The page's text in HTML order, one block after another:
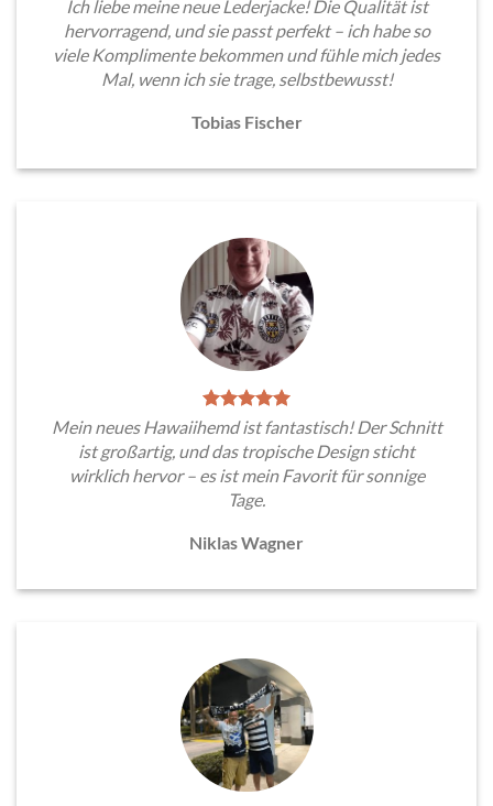
Ich liebe meine neue Lederjacke! Die Qualität ist
hervorragend, und sie passt perfekt – ich habe so
viele Komplimente bekommen und fühle mich jedes
Mal, wenn ich sie trage, selbstbewusst!
Tobias Fischer
Mein neues Hawaiihemd ist fantastisch! Der Schnitt
ist großartig, und das tropische Design sticht
wirklich hervor – es ist mein Favorit für sonnige
Tage.
Niklas Wagner